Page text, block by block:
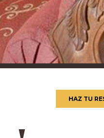
HAZ TU